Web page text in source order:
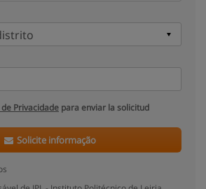
Privacidade para enviar la solicitud
Solicite informação